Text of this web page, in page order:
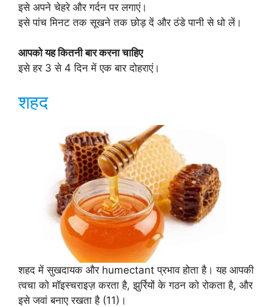
इसे अपने चेहरे और गर्दन पर लगाएं।
इसे पांच मिनट तक सूखने तक छोड़ दें और ठंडे पानी से धो लें।
आपको यह कितनी बार करना चाहिए
इसे हर 3 से 4 दिन में एक बार दोहराएं।
शहद
शहद में सुखदायक और humectant प्रभाव होता है। यह आपकी
त्वचा को मॉइस्चराइज़ करता है, झुर्रियों के गठन को रोकता है, और
इसे जवां बनाए रखता है (11)।